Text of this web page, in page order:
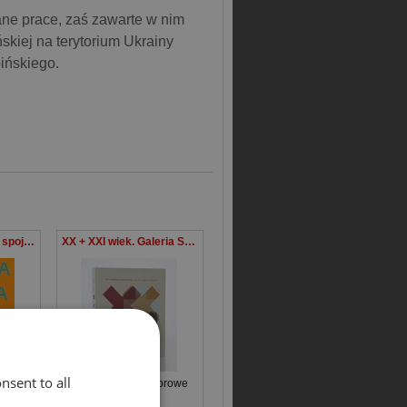
prace, zaś zawarte w nim
na terytorium Ukrainy
Ukraina. Wzajemne spojrzenia XX + XXI wiek. Galeria Sztuki Polskiej
Opracowanie Zbiorowe
to all